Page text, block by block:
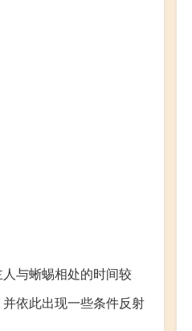
与蜥蜴相处的时间较
依此出现一些条件反射